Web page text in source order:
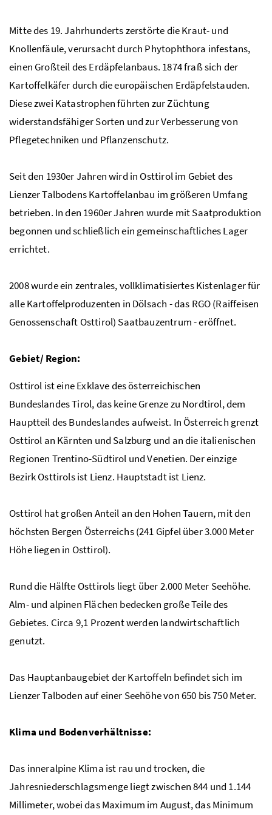
Mitte des 19. Jahrhunderts zerstörte die Kraut- und
Knollenfäule, verursacht durch Phytophthora infestans,
einen Großteil des Erdäpfelanbaus. 1874 fraß sich der
Kartoffelkäfer durch die europäischen Erdäpfelstauden.
Diese zwei Katastrophen führten zur Züchtung
widerstandsfähiger Sorten und zur Verbesserung von
Pflegetechniken und Pflanzenschutz.
Seit den 1930er Jahren wird in Osttirol im Gebiet des
Lienzer Talbodens Kartoffelanbau im größeren Umfang
betrieben. In den 1960er Jahren wurde mit Saatproduktion
begonnen und schließlich ein gemeinschaftliches Lager
errichtet.
2008 wurde ein zentrales, vollklimatisiertes Kistenlager für
alle Kartoffelproduzenten in Dölsach - das RGO(Raiffeisen
Genossenschaft Osttirol) Saatbauzentrum - eröffnet.
Gebiet/ Region:
Osttirol ist eine Exklave des österreichischen
Bundeslandes Tirol, das keine Grenze zu Nordtirol, dem
Hauptteil des Bundeslandes aufweist. In Österreich grenzt
Osttirol an Kärnten und Salzburg und an die italienischen
Regionen Trentino-Südtirol und Venetien. Der einzige
Bezirk Osttirols ist Lienz. Hauptstadt ist Lienz.
Osttirol hat großen Anteil an den Hohen Tauern, mit den
höchsten Bergen Österreichs (241 Gipfel über 3.000 Meter
Höhe liegen in Osttirol).
Rund die Hälfte Osttirols liegt über 2.000 Meter Seehöhe.
Alm- und alpinen Flächen bedecken große Teile des
Gebietes. Circa 9,1 Prozent werden landwirtschaftlich
genutzt.
Das Hauptanbaugebiet der Kartoffeln befindet sich im
Lienzer Talboden auf einer Seehöhe von 650 bis 750 Meter.
Klima und Bodenverhältnisse:
Das inneralpine Klima ist rau und trocken, die
Jahresniederschlagsmenge liegt zwischen 844 und 1.144
Millimeter, wobei das Maximum im August, das Minimum